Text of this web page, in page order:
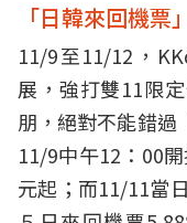
「日韓來回機票
11/9至11/12，
展，強打雙11限
朋，絕對不能錯過
11/9中午12：00
元起；而11/11當